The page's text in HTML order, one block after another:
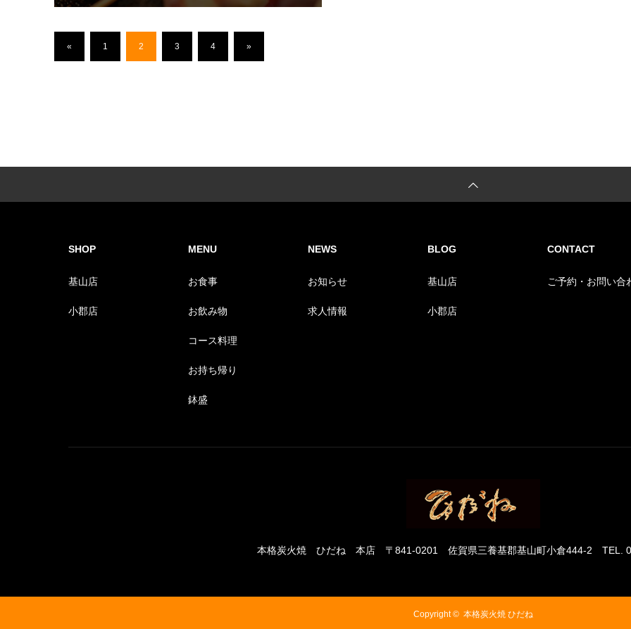
« 1 2 3 4 »
SHOP
基山店
小郡店
MENU
お食事
お飲み物
コース料理
お持ち帰り
鉢盛
NEWS
お知らせ
求人情報
BLOG
基山店
小郡店
CONTACT
ご予約・お問い合
本格炭火焼 ひだね 本店 〒841-0201 佐賀県三養基郡基山町小倉444-2 TEL.
Copyright © 本格炭火焼 ひだね